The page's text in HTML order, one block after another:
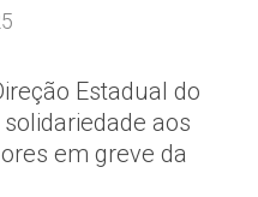
Estadual do
solidariedade aos
em greve da